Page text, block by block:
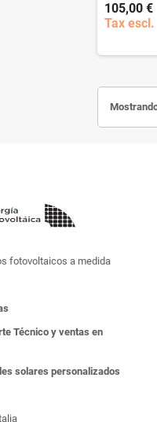
105,00 €
Tax escl.
fotovoltaicos a medida
Técnico y ventas en
solares personalizados